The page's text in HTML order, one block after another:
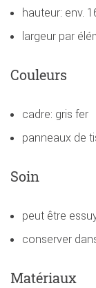
hauteur: env.
largeur par
Couleurs
cadre: gris fer
panneaux de
Soin
peut être
conserver
Matériaux